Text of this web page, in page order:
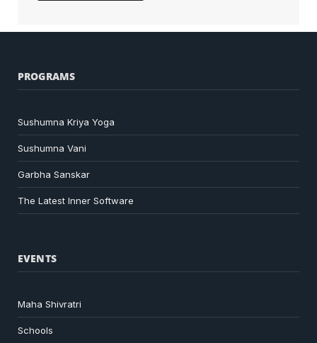
PROGRAMS
Sushumna Kriya Yoga
Sushumna Vani
Garbha Sanskar
The Latest Inner Software
EVENTS
Maha Shivratri
Schools